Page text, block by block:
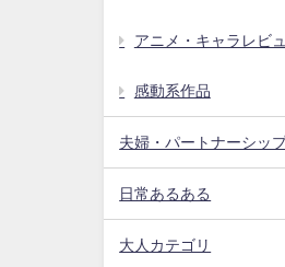
アニメ・キャラレビ
感動系作品
夫婦・パートナーシッ
日常あるある
大人カテゴリ